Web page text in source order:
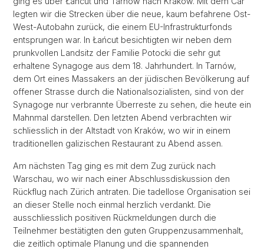
legten wir die Strecken über die neue, kaum befahrene Ost-
West-Autobahn zurück, die einem EU-Infrastrukturfonds
entsprungen war. In Łańcut besichtigten wir neben dem
prunkvollen Landsitz der Familie Potocki die sehr gut
erhaltene Synagoge aus dem 18. Jahrhundert. In Tarnów,
dem Ort eines Massakers an der jüdischen Bevölkerung auf
offener Strasse durch die Nationalsozialisten, sind von der
Synagoge nur verbrannte Überreste zu sehen, die heute ein
Mahnmal darstellen. Den letzten Abend verbrachten wir
schliesslich in der Altstadt von Kraków, wo wir in einem
traditionellen galizischen Restaurant zu Abend assen.
Am nächsten Tag ging es mit dem Zug zurück nach
Warschau, wo wir nach einer Abschlussdiskussion den
Rückflug nach Zürich antraten. Die tadellose Organisation sei
an dieser Stelle noch einmal herzlich verdankt. Die
ausschliesslich positiven Rückmeldungen durch die
Teilnehmer bestätigten den guten Gruppenzusammenhalt,
die zeitlich optimale Planung und die spannenden